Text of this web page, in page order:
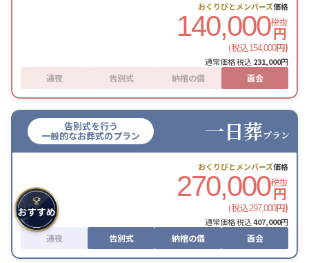
おくりびとメンバーズ価格
140,000税抜
円
(税込154,000円)
通常価格 税込231,000円
通夜 告別式 納棺の儀 面会
告別式を行う
一般的なお葬式のプラン 一日葬プラン
おくりびとメンバーズ価格
270,000税抜
円
(税込297,000円)
通常価格 税込407,000円
通夜 告別式 納棺の儀 面会